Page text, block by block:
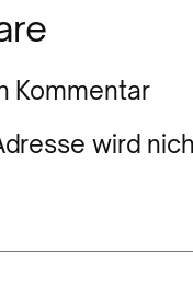
Kommentar
wird